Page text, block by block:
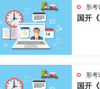
形考
国开
形考
国开